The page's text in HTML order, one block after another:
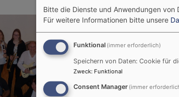
taste 'n'
Kontakt für
Tel.: 09080/4173.
Die Proben sind
Bitte die Dienste und Anwendungen
Für weitere Informationen bitte unsere
Funktional (immer erforderlich)
Speichern von Daten: Cookie für
Zweck: Funktional
Consent Manager (immer